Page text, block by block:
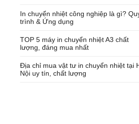
In chuyển nhiệt công nghiệp là gì?
trình & Ứng dụng
TOP 5 máy in chuyển nhiệt A3 chất
lượng, đáng mua nhất
Địa chỉ mua vật tư in chuyển nhiệt tại
Nội uy tín, chất lượng